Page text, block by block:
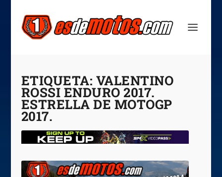
ETIQUETA: VALENTINO
ROSSI ENDURO 2017.
ESTRELLA DE MOTOGP
2017.